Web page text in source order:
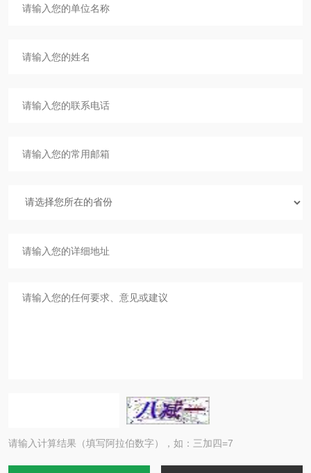
请输入计算结果（填写阿拉伯数字），如：三加四=7